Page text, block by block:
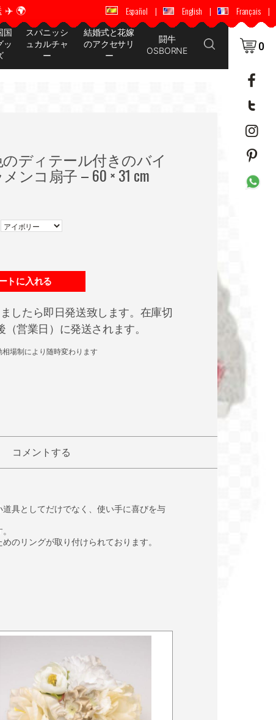
✈️ 🌍 🚚 📦 世界中に配送 ✈️ 🌍
Español | English | Français |
国
ッ
スパニッシ
ュカルチャ
ー
結婚式と花嫁
のアクセサリ
ー
闘牛
OSBORNE
0
ディテール付きのバイ
ンコ扇子 – 60 × 31 cm
トに入れる
したら即日発送致します。在庫切
（営業日）に発送されます。
場制により随時変わります
コメントする
具としてだけでなく、使い手に喜びを与
のリングが取り付けられております。